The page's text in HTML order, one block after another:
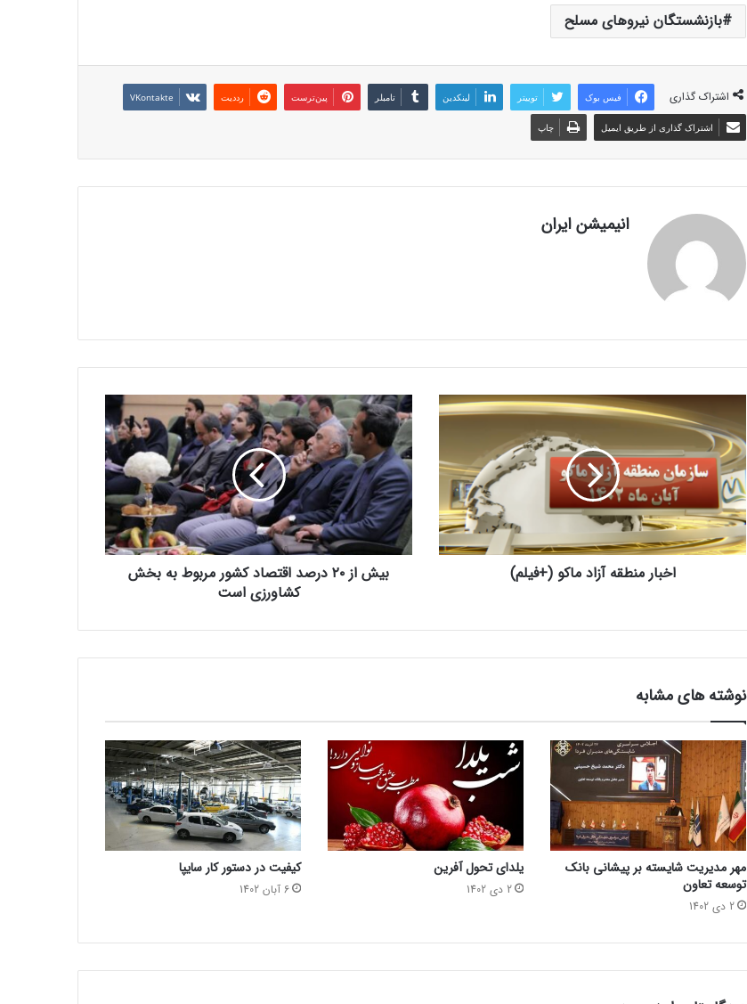
بازنشستگان نیروهای مسلح
اشتراک گذاری فیس بوک توییتر لینکدین ‫تامبلر ‫پین‌ترست ‫رددیت ‫VKontakte
اشتراک گذاری از طریق ایمیل چاپ
انیمیشن ایران
اخبار منطقه آزاد ماکو (+فیلم)
بیش از ۲۰ درصد اقتصاد کشور مربوط به بخش
کشاورزی است
نوشته های مشابه
مهر مدیریت شایسته بر پیشانی بانک
توسعه تعاون
2 دی 1402
یلدای تحول آفرین
2 دی 1402
کیفیت در دستور کار سایپا
6 آبان 1402